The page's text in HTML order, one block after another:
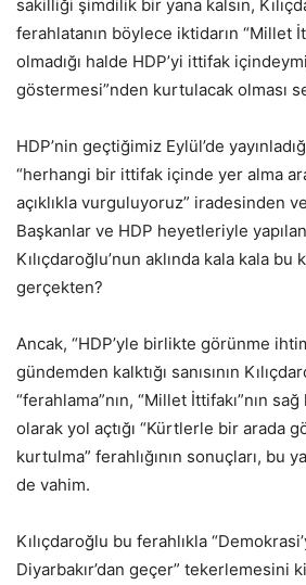
sakilliği şimdilik bir yana kalsın,
ferahlatanın böylece iktidarın “Millet
olmadığı halde HDP’yi ittifak
göstermesi”nden kurtulacak olması
HDP’nin geçtiğimiz Eylül’de
“herhangi bir ittifak içinde yer alma
açıklıkla vurguluyoruz” iradesinden
Başkanlar ve HDP heyetleriyle
Kılıçdaroğlu’nun aklında kala kala bu
gerçekten?
Ancak, “HDP’yle birlikte görünme
gündemden kalktığı sanısının
“ferahlama”nın, “Millet İttifakı”nın sağ
olarak yol açtığı “Kürtlerle bir arada
kurtulma” ferahlığının sonuçları, bu
de vahim.
Kılıçdaroğlu bu ferahlıkla
Diyarbakır’dan geçer” tekerlemesini